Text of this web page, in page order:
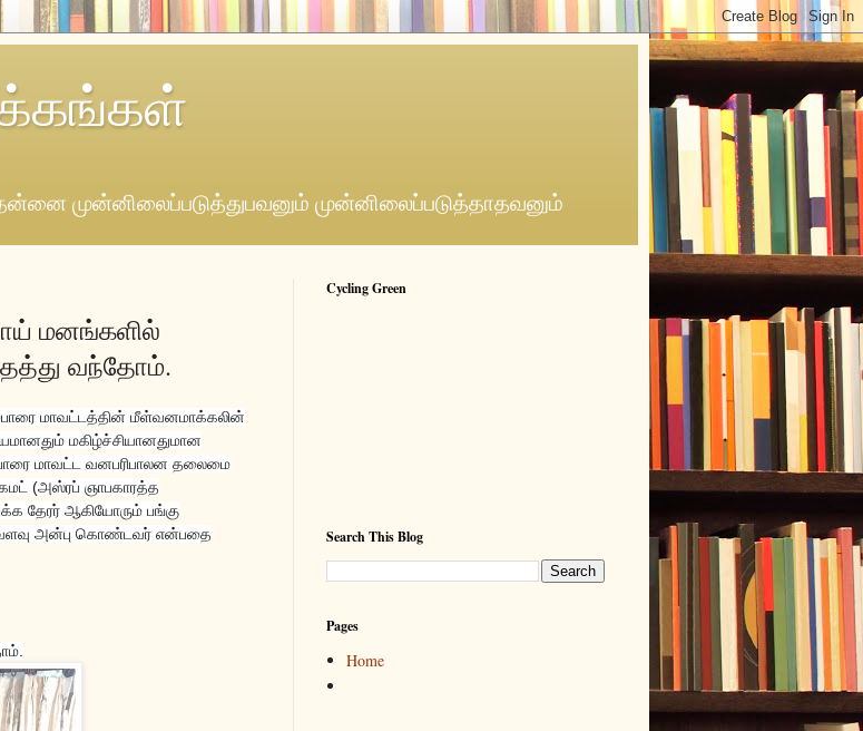
முன்னிலைப்படுத்துபவனும் முன்னிலைப்படுத்தாதவனும்
மனங்களில்
வந்தோம்.
மாவட்டத்தின் மீள்வனமாக்கலின்
மகிழ்ச்சியானதுமான
மாவட்ட வனபரிபாலன தலைமை
(அஸ்ரப் ஞாபகாரத்த
தேரர் ஆகியோரும் பங்கு
அன்பு கொண்டவர் என்பதை
Cycling Green
Search This Blog
Pages
Home